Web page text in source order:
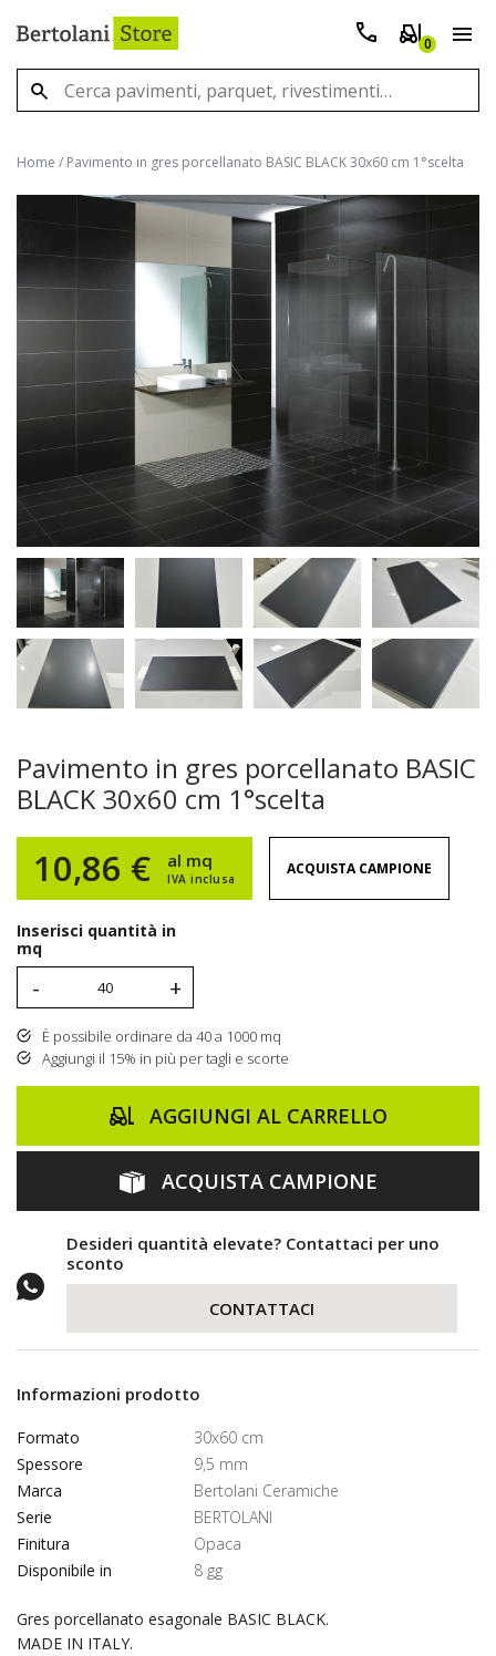
0
Home / Pavimento in gres porcellanato BASIC BLACK 30x60 cm 1°scelta
Pavimento in gres porcellanato BASIC
BLACK 30x60 cm 1°scelta
10,86 € IVA inclusa
al mq ACQUISTA CAMPIONE
Inserisci quantità in
mq
- +
È possibile ordinare da 40 a 1000 mq
Aggiungi il 15% in più per tagli e scorte
AGGIUNGI AL CARRELLO
ACQUISTA CAMPIONE
Desideri quantità elevate? Contattaci per uno
sconto
CONTATTACI
Informazioni prodotto
Formato
30x60 cm
Spessore
9,5 mm
Marca
Bertolani Ceramiche
Serie
BERTOLANI
Finitura
Opaca
Disponibile in
8 gg
Gres porcellanato esagonale BASIC BLACK.
MADE IN ITALY.